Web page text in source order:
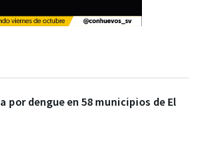
por dengue en 58 municipios de El